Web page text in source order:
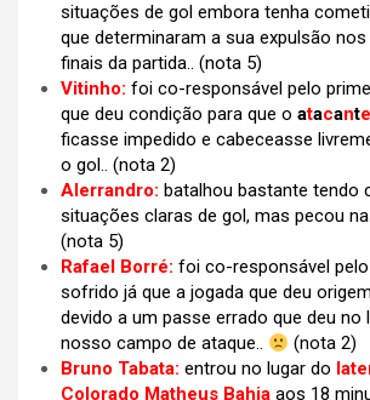
situações de gol embora tenha
que determinaram a sua expulsão
finais da partida.. (nota 5)
Vitinho: foi co-responsável pelo
que deu condição para que o atacante
ficasse impedido e cabeceasse
o gol.. (nota 2)
Alerrandro: batalhou bastante tendo
situações claras de gol, mas pecou
(nota 5)
Rafael Borré: foi co-responsável
sofrido já que a jogada que deu
devido a um passe errado que deu no
nosso campo de ataque..
(nota 2)
Bruno Tabata: entrou no lugar do
Colorado Matheus Bahia aos 18